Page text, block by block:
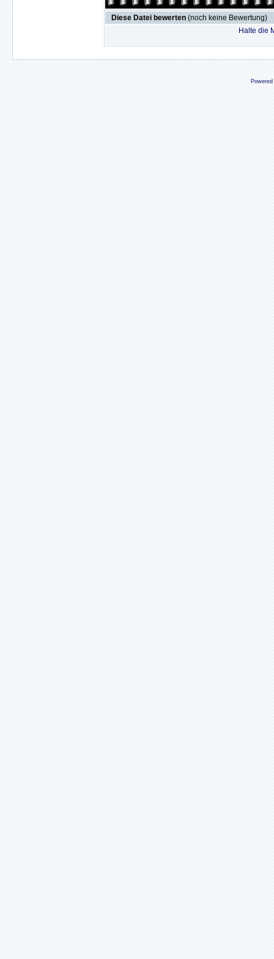
Diese Datei bewerten (noch keine Bewertung)
Halte die